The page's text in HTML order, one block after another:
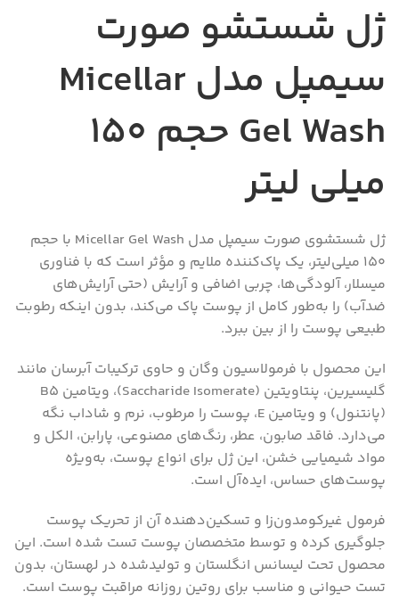
ژل شستشو صورت
سیمپل مدل Micellar
Gel Wash حجم 150
میلی لیتر
ژل شستشوی صورت سیمپل مدل Micellar Gel Wash با حجم
150 میلی‌لیتر، یک پاک‌کننده ملایم و مؤثر است که با فناوری
میسلار، آلودگی‌ها، چربی اضافی و آرایش (حتی آرایش‌های
ضدآب) را به‌طور کامل از پوست پاک می‌کند، بدون اینکه رطوبت
طبیعی پوست را از بین ببرد.
این محصول با فرمولاسیون وگان و حاوی ترکیبات آبرسان مانند
گلیسیرین، پنتاویتین (Saccharide Isomerate)، ویتامین B5
(پانتنول) و ویتامین E، پوست را مرطوب، نرم و شاداب نگه
می‌دارد. فاقد صابون، عطر، رنگ‌های مصنوعی، پارابن، الکل و
مواد شیمیایی خشن، این ژل برای انواع پوست، به‌ویژه
پوست‌های حساس، ایده‌آل است.
فرمول غیرکومدون‌زا و تسکین‌دهنده آن از تحریک پوست
جلوگیری کرده و توسط متخصصان پوست تست شده است. این
محصول تحت لیسانس انگلستان و تولیدشده در لهستان، بدون
تست حیوانی و مناسب برای روتین روزانه مراقبت پوست است.